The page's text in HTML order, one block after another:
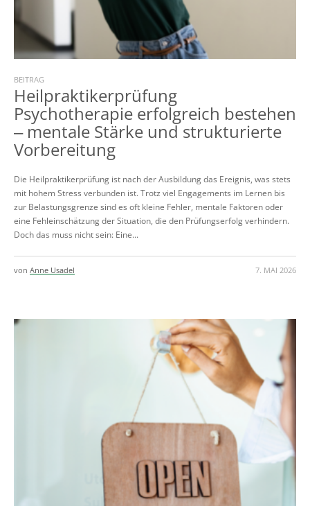
BEITRAG
Heilpraktikerprüfung
Psychotherapie erfolgreich bestehen
‒ mentale Stärke und strukturierte
Vorbereitung
Die Heilpraktikerprüfung ist nach der Ausbildung das Ereignis, was stets
mit hohem Stress verbunden ist. Trotz viel Engagements im Lernen bis
zur Belastungsgrenze sind es oft kleine Fehler, mentale Faktoren oder
eine Fehleinschätzung der Situation, die den Prüfungserfolg verhindern.
Doch das muss nicht sein: Eine...
7. MAI 2026
von Anne Usadel